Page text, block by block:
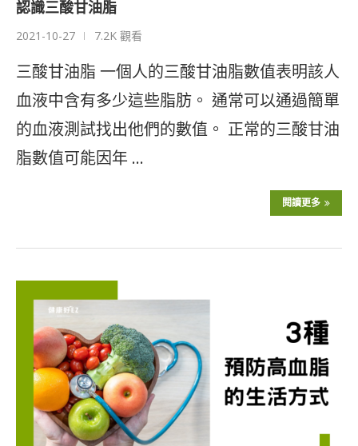
認識三酸甘油脂
2021-10-27 7.2K 觀看
三酸甘油脂 一個人的三酸甘油脂數值表明該人
血液中含有多少這些脂肪。 通常可以通過簡單
的血液測試找出他們的數值。 正常的三酸甘油
脂數值可能因年 …
閱讀更多